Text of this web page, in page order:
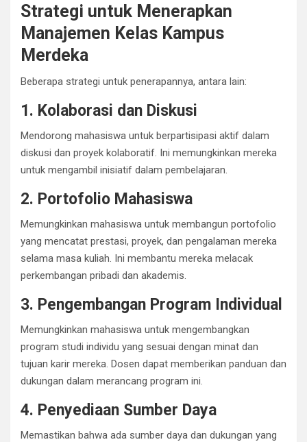
Strategi untuk Menerapkan
Manajemen Kelas Kampus
Merdeka
Beberapa strategi untuk penerapannya, antara lain:
1. Kolaborasi dan Diskusi
Mendorong mahasiswa untuk berpartisipasi aktif dalam
diskusi dan proyek kolaboratif. Ini memungkinkan mereka
untuk mengambil inisiatif dalam pembelajaran.
2. Portofolio Mahasiswa
Memungkinkan mahasiswa untuk membangun portofolio
yang mencatat prestasi, proyek, dan pengalaman mereka
selama masa kuliah. Ini membantu mereka melacak
perkembangan pribadi dan akademis.
3. Pengembangan Program Individual
Memungkinkan mahasiswa untuk mengembangkan
program studi individu yang sesuai dengan minat dan
tujuan karir mereka. Dosen dapat memberikan panduan dan
dukungan dalam merancang program ini.
4. Penyediaan Sumber Daya
Memastikan bahwa ada sumber daya dan dukungan yang